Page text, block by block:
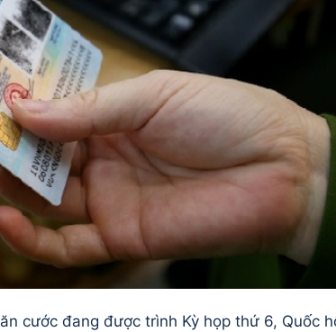
cước đang được trình Kỳ họp thứ 6, Quốc